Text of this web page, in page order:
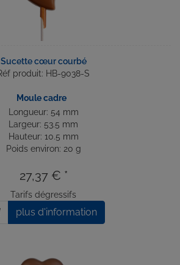
Sucette cœur courbé
produit: HB-9038-S
Moule cadre
Longueur: 54 mm
Largeur: 53.5 mm
Hauteur: 10.5 mm
Poids environ: 20 g
27,37 € *
Tarifs dégressifs
plus d'information